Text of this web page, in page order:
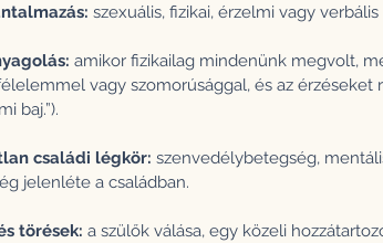
szexuális, fizikai, érzelmi vagy
amikor fizikailag mindenünk megvolt,
vagy szomorúsággal, és az érzéseket
baj.”).
családi légkör: szenvedélybetegség,
jelenléte a családban.
törések: a szülők válása, egy közeli